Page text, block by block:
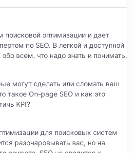
поисковой оптимизации и дает
по SEO. В легкой и доступной
всем, что надо знать и понимать.
могут сделать или сломать ваш
такое On-page SEO и как это
KPI?
для поисковых систем
разочаровывать вас, но на